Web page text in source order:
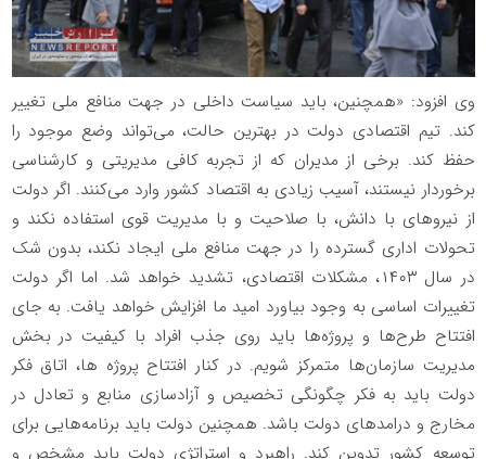
وی افزود: «همچنین، باید سیاست داخلی در جهت منافع ملی تغییر
کند. تیم اقتصادی دولت در بهترین حالت، می‌تواند وضع موجود را
حفظ کند. برخی از مدیران که از تجربه کافی مدیریتی و کارشناسی
برخوردار نیستند، آسیب زیادی به اقتصاد کشور وارد می‌کنند. اگر دولت
از نیرو‌های با دانش، با صلاحیت و با مدیریت قوی استفاده نکند و
تحولات اداری گسترده را در جهت منافع ملی ایجاد نکند، بدون شک
در سال ۱۴۰۳، مشکلات اقتصادی، تشدید خواهد شد. اما اگر دولت
تغییرات اساسی به وجود بیاورد امید ما افزایش خواهد یافت. به جای
افتتاح طرح‌ها و پروژه‌ها باید روی جذب افراد با کیفیت در بخش
مدیریت سازمان‌ها متمرکز شویم. در کنار افتتاح پروژه ها، اتاق فکر
دولت باید به فکر چگونگی تخصیص و آزادسازی منابع و تعادل در
مخارج و درامد‌های دولت باشد. همچنین دولت باید برنامه‌هایی برای
توسعه کشور تدوین کند. راهبرد و استراتژی دولت باید مشخص و